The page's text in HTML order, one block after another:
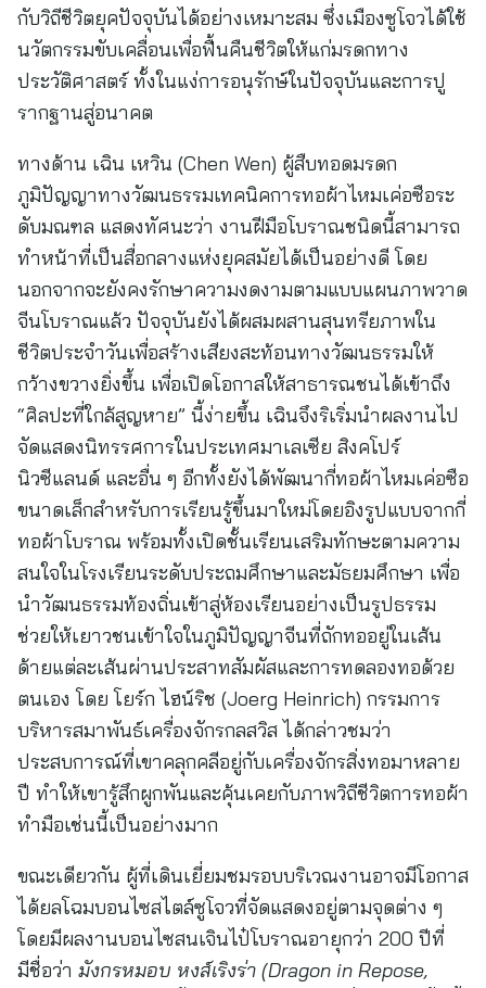
กับวิถีชีวิตยุคปัจจุบันได้อย่างเหมาะสม ซึ่งเมืองซูโจวได้ใช้
นวัตกรรมขับเคลื่อนเพื่อฟื้นคืนชีวิตให้แก่มรดกทาง
ประวัติศาสตร์ ทั้งในแง่การอนุรักษ์ในปัจจุบันและการปู
รากฐานสู่อนาคต
ทางด้าน เฉิน เหวิน (Chen Wen) ผู้สืบทอดมรดก
ภูมิปัญญาทางวัฒนธรรมเทคนิคการทอผ้าไหมเค่อซือระ
ดับมณฑล แสดงทัศนะว่า งานฝีมือโบราณชนิดนี้สามารถ
ทำหน้าที่เป็นสื่อกลางแห่งยุคสมัยได้เป็นอย่างดี โดย
นอกจากจะยังคงรักษาความงดงามตามแบบแผนภาพวาด
จีนโบราณแล้ว ปัจจุบันยังได้ผสมผสานสุนทรียภาพใน
ชีวิตประจำวันเพื่อสร้างเสียงสะท้อนทางวัฒนธรรมให้
กว้างขวางยิ่งขึ้น เพื่อเปิดโอกาสให้สาธารณชนได้เข้าถึง
“ศิลปะที่ใกล้สูญหาย” นี้ง่ายขึ้น เฉินจึงริเริ่มนำผลงานไป
จัดแสดงนิทรรศการในประเทศมาเลเซีย สิงคโปร์
นิวซีแลนด์ และอื่น ๆ อีกทั้งยังได้พัฒนากี่ทอผ้าไหมเค่อซือ
ขนาดเล็กสำหรับการเรียนรู้ขึ้นมาใหม่โดยอิงรูปแบบจากกี่
ทอผ้าโบราณ พร้อมทั้งเปิดชั้นเรียนเสริมทักษะตามความ
สนใจในโรงเรียนระดับประถมศึกษาและมัธยมศึกษา เพื่อ
นำวัฒนธรรมท้องถิ่นเข้าสู่ห้องเรียนอย่างเป็นรูปธรรม
ช่วยให้เยาวชนเข้าใจในภูมิปัญญาจีนที่ถักทออยู่ในเส้น
ด้ายแต่ละเส้นผ่านประสาทสัมผัสและการทดลองทอด้วย
ตนเอง โดย โยร์ก ไฮน์ริช (Joerg Heinrich) กรรมการ
บริหารสมาพันธ์เครื่องจักรกลสวิส ได้กล่าวชมว่า
ประสบการณ์ที่เขาคลุกคลีอยู่กับเครื่องจักรสิ่งทอมาหลาย
ปี ทำให้เขารู้สึกผูกพันและคุ้นเคยกับภาพวิถีชีวิตการทอผ้า
ทำมือเช่นนี้เป็นอย่างมาก
ขณะเดียวกัน ผู้ที่เดินเยี่ยมชมรอบบริเวณงานอาจมีโอกาส
ได้ยลโฉมบอนไซสไตล์ซูโจวที่จัดแสดงอยู่ตามจุดต่าง ๆ
โดยมีผลงานบอนไซสนเจินไป๋โบราณอายุกว่า 200 ปีที่
มีชื่อว่า มังกรหมอบ หงส์เริงร่า (Dragon in Repose,